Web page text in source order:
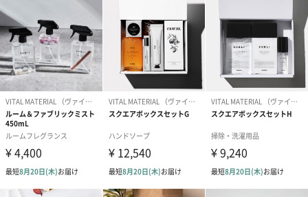
「VITAL MATERIAL （ヴァイタルマテリアル ）」
本来不可欠な自然から生まれた植物を五感で感じて欲しいという
思いから生まれ、肌にのせた瞬間から植物本来が持つ透明感やみ
ずみずしさが凝縮されたアイテムがあなたの心身を癒しの世界
へ。
自然界からの恵みを十分に享受し人間の内なる生命力を最大限に
高めるために、原料だけでなく製法にもこだわりました。ボディ
ケアから香りを楽しむホームケアアイテムまで、あなたのライフ
スタイルを魅力的に彩ります。